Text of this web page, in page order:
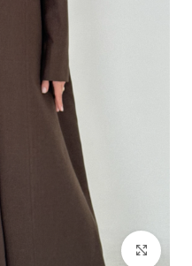
Click to enlarge